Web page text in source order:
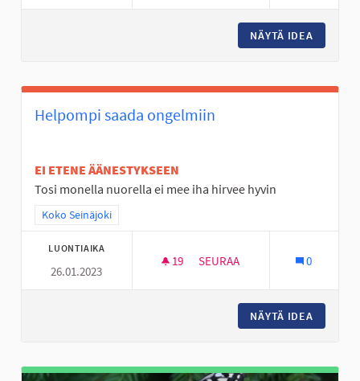
NÄYTÄ IDEA
Helpompi saada ongelmiin
EI ETENE ÄÄNESTYKSEEN
Tosi monella nuorella ei mee iha hirvee hyvin
Rajaa tulokset teeman mukaan: Koko Seinäjoki
Koko Seinäjoki
LUONTIAIKA
26.01.2023
19 19 SEURAAJAA
SEURAA 0
NÄYTÄ IDEA